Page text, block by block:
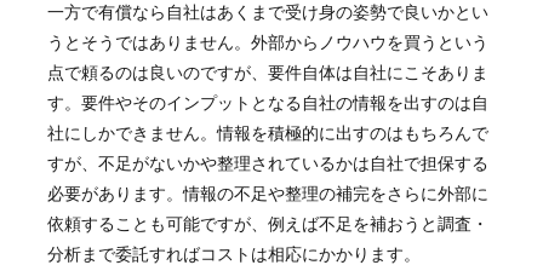
一方で有償なら自社はあくまで受け身の姿勢で良いかとい
うとそうではありません。外部からノウハウを買うという
点で頼るのは良いのですが、要件自体は自社にこそありま
す。要件やそのインプットとなる自社の情報を出すのは自
社にしかできません。情報を積極的に出すのはもちろんで
すが、不足がないかや整理されているかは自社で担保する
必要があります。情報の不足や整理の補完をさらに外部に
依頼することも可能ですが、例えば不足を補おうと調査・
分析まで委託すればコストは相応にかかります。